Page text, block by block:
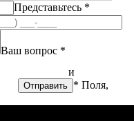
Представьтесь *
Ваш вопрос *
и
* Поля,